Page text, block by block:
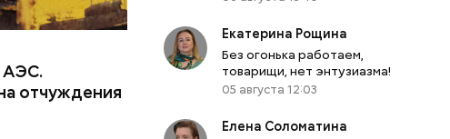
АЭС.
отчуждения
Екатерина Рощина
Без огонька работаем,
товарищи, нет энтузиазма!
05 августа 12:03
Елена Соломатина